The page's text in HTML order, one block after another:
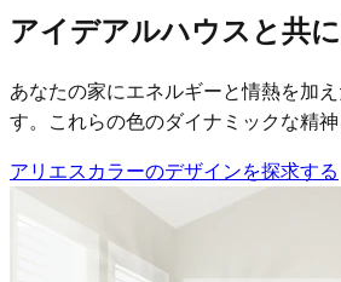
アイデアルハウスと共
あなたの家にエネルギーと情熱を加
す。これらの色のダイナミックな精
アリエスカラーのデザインを探求する